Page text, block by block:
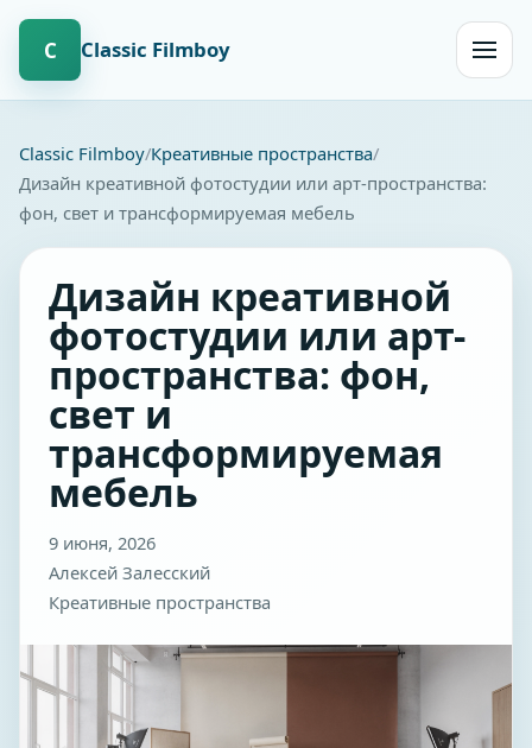
С
Сlassic Filmboy
Сlassic Filmboy Креативные пространства
Дизайн креативной фотостудии или арт-пространства:
фон, свет и трансформируемая мебель
Дизайн креативной
фотостудии или арт-
пространства: фон,
свет и
трансформируемая
мебель
9 июня, 2026
Алексей Залесский
Креативные пространства